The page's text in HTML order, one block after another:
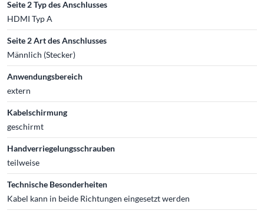
Seite 2 Typ des Anschlusses
HDMI Typ A
Seite 2 Art des Anschlusses
Männlich (Stecker)
Anwendungsbereich
extern
Kabelschirmung
geschirmt
Handverriegelungsschrauben
teilweise
Technische Besonderheiten
Kabel kann in beide Richtungen eingesetzt werden